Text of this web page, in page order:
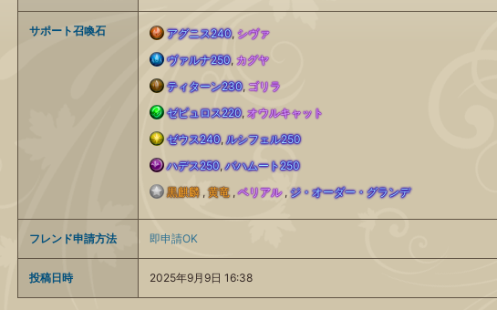
サポート召喚石
属
性
サ
ポ
ー
アグニス240, シヴァ
属
性
ポ
ー
ヴァルナ250, カグヤ
属
性
サ
ポ
ティターン230, ゴリラ
属
性
ゼピュロス220, オウルキャット
属
性
ゼウス240,ルシフェル250
性
ハデス250,バハムート250
ー
黒麒麟 ,黄竜 ,ベリアル , ジ・オーダー・グランデ
フレンド申請方法 即申請OK
投稿日時 2025年9月9日 16:38